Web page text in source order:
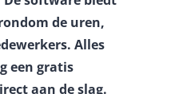
de uren,
Alles
een gratis
aan de slag.